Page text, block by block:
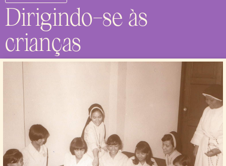
Dirigindo-se às
crianças